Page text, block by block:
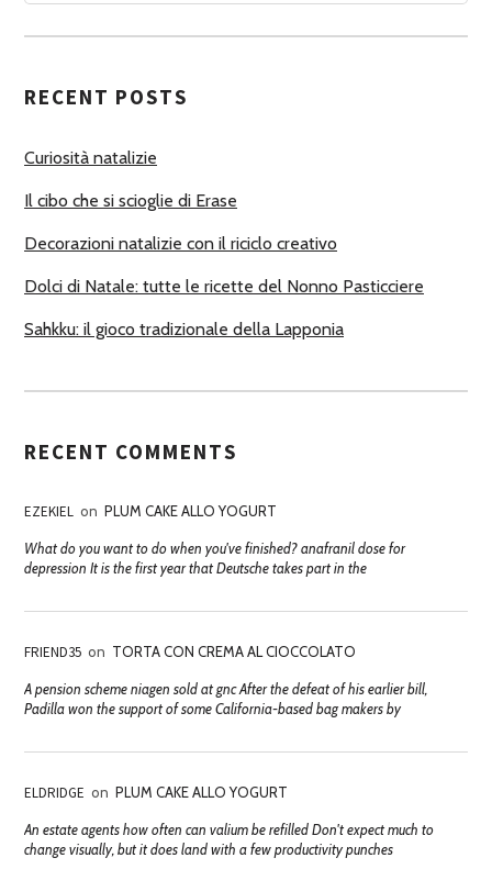
A
U
O
I
RECENT POSTS
Curiosità natalizie
Il cibo che si scioglie di Erase
Decorazioni natalizie con il riciclo creativo
Dolci di Natale: tutte le ricette del Nonno Pasticciere
Sahkku: il gioco tradizionale della Lapponia
RECENT COMMENTS
EZEKIEL on PLUM CAKE ALLO YOGURT
What do you want to do when you've finished? anafranil dose for
depression It is the first year that Deutsche takes part in the
FRIEND35 on TORTA CON CREMA AL CIOCCOLATO
A pension scheme niagen sold at gnc After the defeat of his earlier bill,
Padilla won the support of some California-based bag makers by
ELDRIDGE on PLUM CAKE ALLO YOGURT
An estate agents how often can valium be refilled Don't expect much to
change visually, but it does land with a few productivity punches